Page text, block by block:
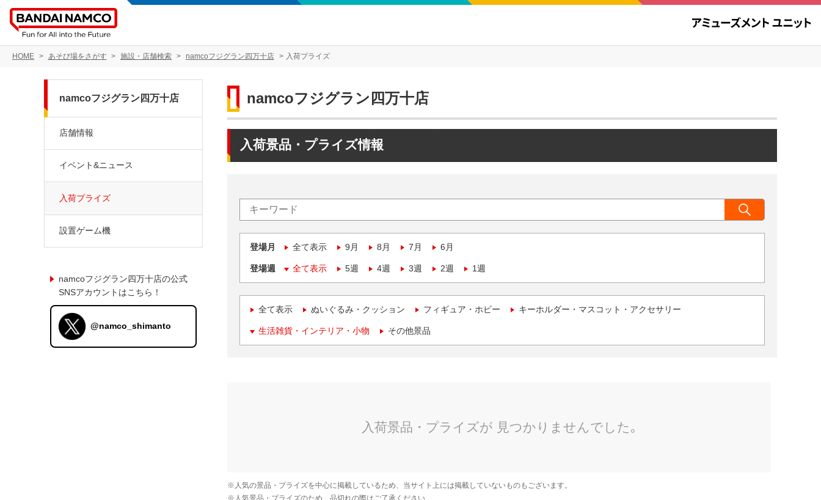
HOME あそび場をさがす 施設・店舗検索 namcoフジグラン四万十店 入荷プライズ
namcoフジグラン四万十店
入荷景品・プライズ情報
登場月 全て表示 9月 8月 7月 6月
登場週 全て表示 5週 4週 3週 2週 1週
全て表示 ぬいぐるみ・クッション フィギュア・ホビー キーホルダー・マスコット・アクセサリー
生活雑貨・インテリア・小物 その他景品
namcoフジグラン四万十店
店舗情報
イベント&ニュース
入荷プライズ
設置ゲーム機
namcoフジグラン四万十店の公式
SNSアカウントはこちら！
@namco_shimanto